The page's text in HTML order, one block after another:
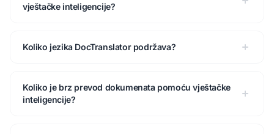
vještačke inteligencije?
Koliko jezika DocTranslator podržava?
Koliko je brz prevod dokumenata pomoću vještačke
inteligencije?